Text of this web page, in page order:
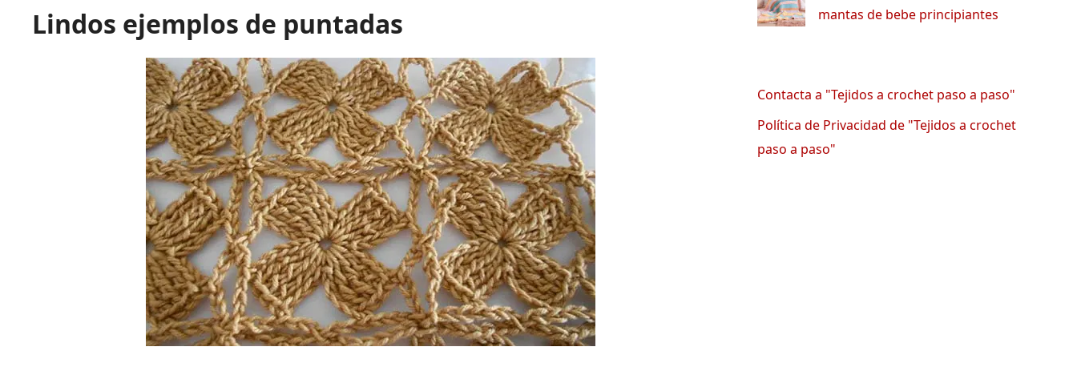
Lindos ejemplos de puntadas
mantas de bebe principiantes
Contacta a "Tejidos a crochet paso a paso"
Política de Privacidad de "Tejidos a crochet
paso a paso"